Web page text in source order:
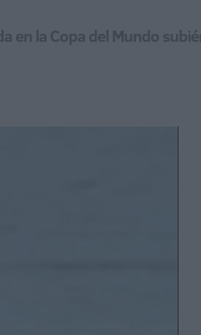
en la Copa del Mundo